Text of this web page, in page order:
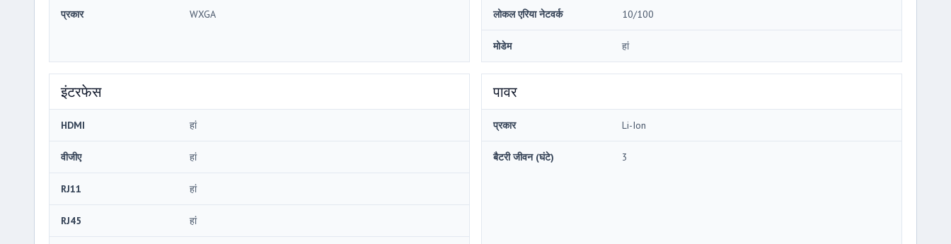
प्रकार WXGA लोकल एरिया नेटवर्क 10/100
मोडेम हां
इंटरफेस
HDMI हां
वीजीए हां
RJ11 हां
RJ45 हां
पावर
प्रकार Li-Ion
बैटरी जीवन (घंटे) 3